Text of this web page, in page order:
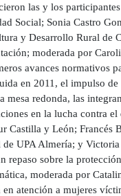
las y los
Social; Sonia Castro
y Desarrollo Rural de
moderada por
avances normativos
en 2011, el impulso
mesa redonda, las
en la lucha contra el
Castilla y León; Francés
de UPA Almería; y
repaso sobre la
moderada por
en atención a mujeres